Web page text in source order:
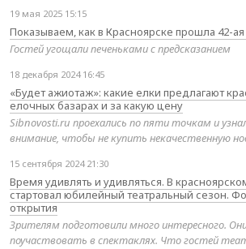
19 мая 2025 15:15
Показываем, как в Красноярске прошла 42-
Гостей угощали печеньками с предсказанием
18 декабря 2024 16:45
«Будет ажиотаж»: какие елки предлагают
елочных базарах и за какую цену
Sibnovosti.ru проехались по пяти точкам и
внимание, чтобы не купить некачественную
15 сентября 2024 21:30
Время удивлять и удивляться. В
стартовал юбилейный театральный сезон.
открытия
Зрителям подготовили много интересного.
поучаствовать в спектаклях. Что гостей